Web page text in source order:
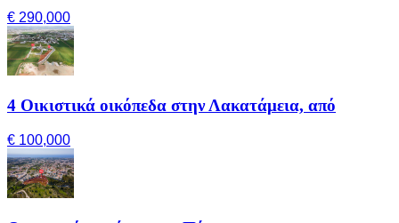
€ 290,000
4 Οικιστικά οικόπεδα στην Λακατάμεια, από
€ 100,000